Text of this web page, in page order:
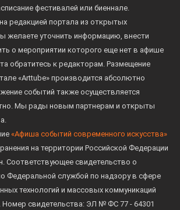
фестивалей или биеннале.
редакцией портала из открытых
желаете уточнить информацию, внести
о мероприятии которого еще нет в афише
обратитесь к редакторам. Размещение
«Arttube» производится абсолютно
событий также осуществляется
Мы рады новым партнерам и открыты
«Афиша событий современного искусства»
на территории Российской Федерации
Соответствующее свидетельство о
Федеральной службой по надзору в сфере
технологий и массовых коммуникаций
свидетельства: ЭЛ № ФС 77 - 64301